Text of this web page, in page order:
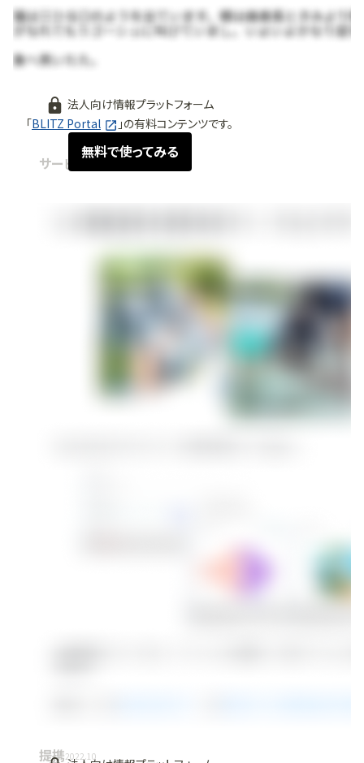
法人向け情報プラットフォーム
「BLITZ Portal 」の有料コンテンツです。
無料で使ってみる
サービス紹介
提携2022.10